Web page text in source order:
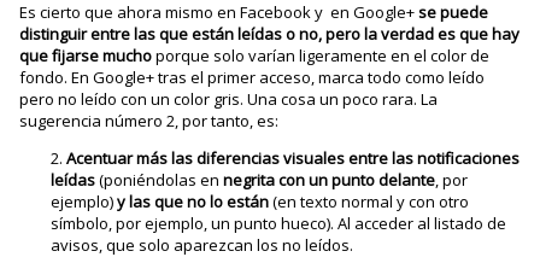
Es cierto que ahora mismo en Facebook y en Google+se puede
distinguir entre las que están leídas o no, pero la verdad es que hay
que fijarse muchoporque solo varían ligeramente en el color de
fondo. En Google+ tras el primer acceso, marca todo como leído
pero no leído con un color gris. Una cosa un poco rara. La
sugerencia número 2, por tanto, es:
Acentuar más las diferencias visuales entre las notificaciones
leídas(poniéndolas ennegrita con un punto delante, por
ejemplo)y las que no lo están(en texto normal y con otro
símbolo, por ejemplo, un punto hueco). Al acceder al listado de
avisos, que solo aparezcan los no leídos.